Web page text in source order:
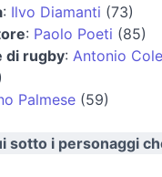
: Ilvo Diamanti (73)
: Paolo Poeti (85)
di rugby: Antonio
Palmese (59)
sotto i personaggi